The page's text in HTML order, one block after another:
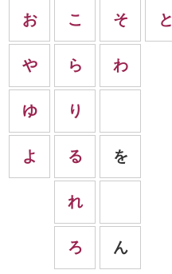
お こ そ と
や
ゆ
よ
ら
り
る
れ
ろ
わ
を
ん